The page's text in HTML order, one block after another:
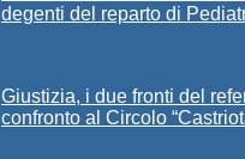
degenti del reparto di
Giustizia, i due fronti del
confronto al Circolo